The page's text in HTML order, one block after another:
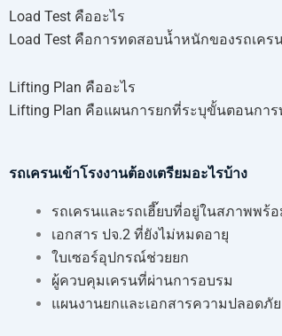
Load Test คืออะไร
Load Test คือการทดสอบน้ำหนักของรถเค
Lifting Plan คืออะไร
Lifting Plan คือแผนการยกที่ระบุขั้นตอนกา
รถเครนเข้าโรงงานต้องเตรียมอะไรบ้าง
รถเครนและรถเฮี๊ยบที่อยู่ในสภาพพร้
เอกสาร ปจ.2 ที่ยังไม่หมดอายุ
ใบเซอร์อุปกรณ์ช่วยยก
ผู้ควบคุมเครนที่ผ่านการอบรม
แผนงานยกและเอกสารความปลอดภัย